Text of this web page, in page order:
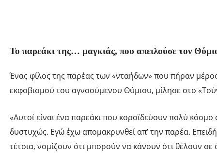
Το παρεάκι της… μαγκιάς, που απειλούσε τον
Ένας φίλος της παρέας των «νταήδων» που πήραν
εκφοβισμού του αγνοούμενου Θύμιου, μίλησε στο
«Αυτοί είναι ένα παρεάκι που κοροϊδεύουν πολύ
δυστυχώς. Εγώ έχω απομακρυνθεί απ’ την παρέα.
τέτοια, νομίζουν ότι μπορούν να κάνουν ότι θέλουν